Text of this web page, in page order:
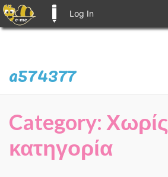
Log In
Enter)
a574377
Category: Χωρίς
κατηγορία